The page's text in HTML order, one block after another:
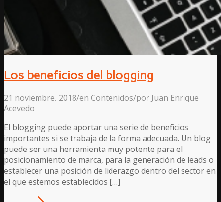
Los beneficios del blogging
21 noviembre, 2018/en Contenidos/por Juan Enrique
Acevedo
El blogging puede aportar una serie de beneficios
importantes si se trabaja de la forma adecuada. Un blog
puede ser una herramienta muy potente para el
posicionamiento de marca, para la generación de leads o
establecer una posición de liderazgo dentro del sector en
el que estemos establecidos […]